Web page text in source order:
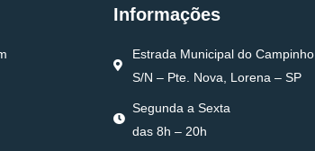
Informações
Estrada Municipal do Campinho,
S/N – Pte. Nova, Lorena – SP
Segunda a Sexta
das 8h – 20h